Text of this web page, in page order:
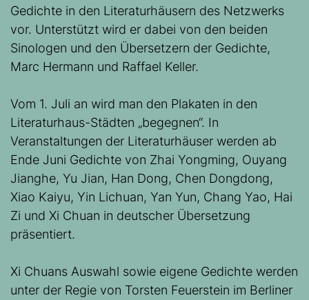
Gedichte in den Literaturhäusern des Netzwerks
vor. Unterstützt wird er dabei von den beiden
Sinologen und den Übersetzern der Gedichte,
Marc Hermann und Raffael Keller.
Vom 1. Juli an wird man den Plakaten in den
Literaturhaus-Städten „begegnen“. In
Veranstaltungen der Literaturhäuser werden ab
Ende Juni Gedichte von Zhai Yongming, Ouyang
Jianghe, Yu Jian, Han Dong, Chen Dongdong,
Xiao Kaiyu, Yin Lichuan, Yan Yun, Chang Yao, Hai
Zi und Xi Chuan in deutscher Übersetzung
präsentiert.
Xi Chuans Auswahl sowie eigene Gedichte werden
unter der Regie von Torsten Feuerstein im Berliner